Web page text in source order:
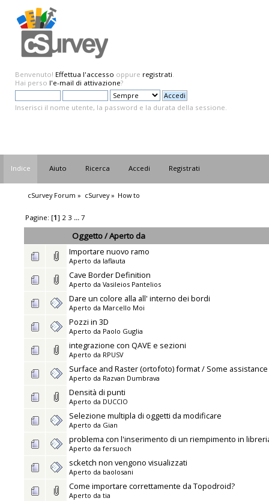
Benvenuto! Effettua l'accesso oppure registrati.
Hai perso l'e-mail di attivazione?
Inserisci il nome utente, la password e la durata della sessione.
Indice Aiuto Ricerca Accedi Registrati
cSurvey Forum » cSurvey» How to
Pagine: [1] 2 3 ...7
Oggetto/Aperto da
Importare nuovo ramo
Aperto da laflauta
Cave Border Definition
Aperto da Vasileios Pantelios
Dare un colore alla all' interno dei bordi
Aperto da Marcello Moi
Pozzi in 3D
Aperto da Paolo Guglia
integrazione con QAVE e sezioni
Aperto da RPUSV
Surface and Raster (ortofoto) format / Some
Aperto da Razvan Dumbrava
Densità di punti
Aperto da DUCCIO
Selezione multipla di oggetti da modificare
Aperto da Gian
problema con l'inserimento di un riempimento in
Aperto da fersuoch
scketch non vengono visualizzati
Aperto da baolosani
Come importare correttamente da Topodroid?
Aperto da tia